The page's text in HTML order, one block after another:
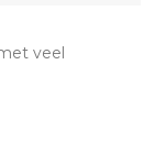
veel